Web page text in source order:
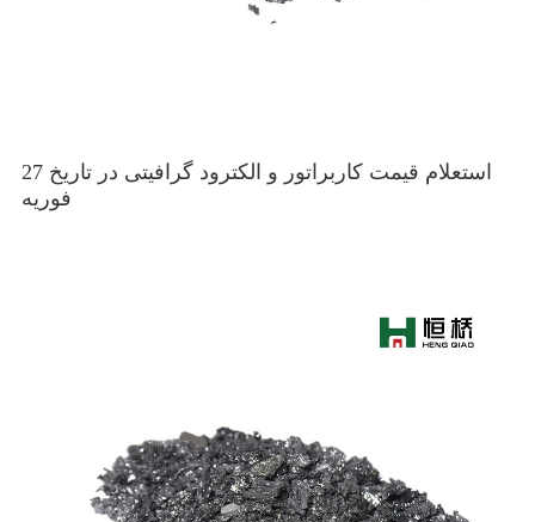
استعلام قیمت کاربراتور و الکترود گرافیتی در تاریخ 27
فوریه